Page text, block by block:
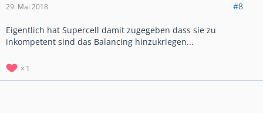
29. Mai 2018 #8
Eigentlich hat Supercell damit zugegeben dass sie zu
inkompetent sind das Balancing hinzukriegen...
1